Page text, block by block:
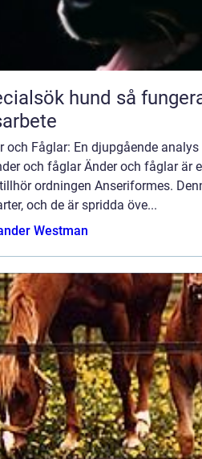
hund så fungerar professionellt
och Fåglar: En djupgående
och fåglar Änder och fåglar är
ordningen Anseriformes.
och de är spridda öve...
Westman